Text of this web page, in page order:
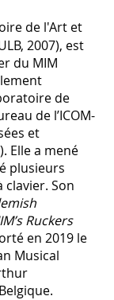
de l'Art et
2007), est
du MIM
de
de l’ICOM-
et
Elle a mené
plusieurs
Son
Ruckers
en 2019 le
Musical